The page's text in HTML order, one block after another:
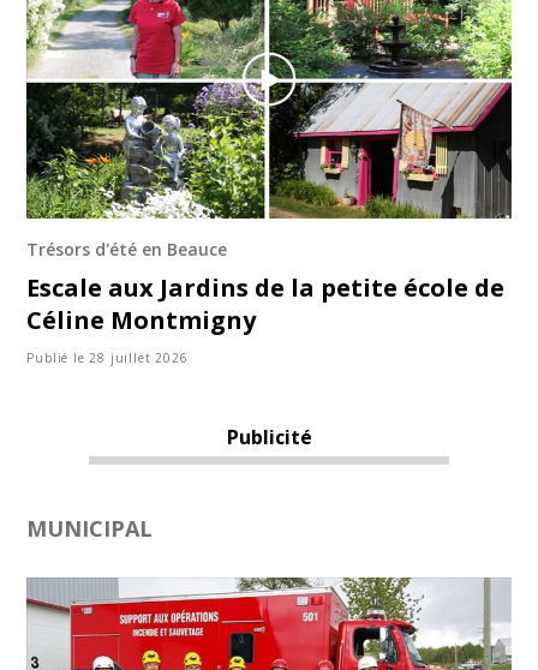
Trésors d'été en Beauce
Escale aux Jardins de la petite école de
Céline Montmigny
Publié le 28 juillet 2026
Publicité
MUNICIPAL